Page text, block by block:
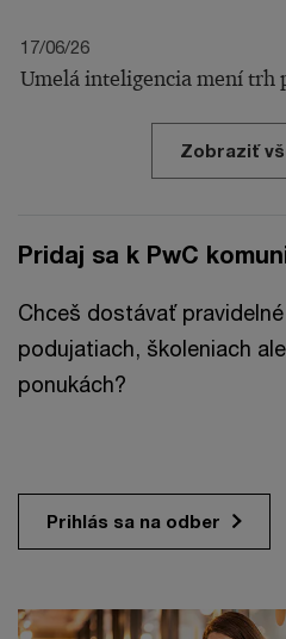
17/06/26
Umelá inteligencia mení trh
Zobraziť
Pridaj sa k PwC
Chceš dostávať
podujatiach, školeniach
ponukách?
Prihlás sa na odber